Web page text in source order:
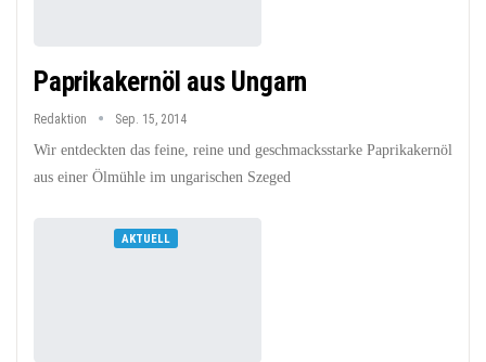
Paprikakernöl aus Ungarn
Redaktion Sep. 15, 2014
Wir entdeckten das feine, reine und geschmacksstarke Paprikakernöl
aus einer Ölmühle im ungarischen Szeged
AKTUELL